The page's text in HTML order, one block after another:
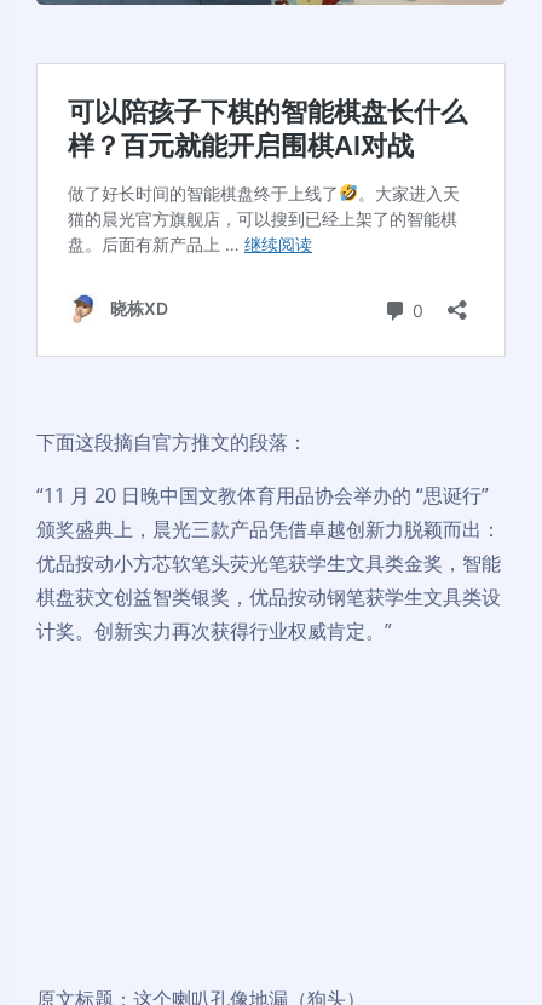
下面这段摘自官方推文的段落：
“11 月 20 日晚中国文教体育用品协会举办的 “思诞行”
颁奖盛典上，晨光三款产品凭借卓越创新力脱颖而出：
优品按动小方芯软笔头荧光笔获学生文具类金奖，智能
棋盘获文创益智类银奖，优品按动钢笔获学生文具类设
计奖。创新实力再次获得行业权威肯定。”